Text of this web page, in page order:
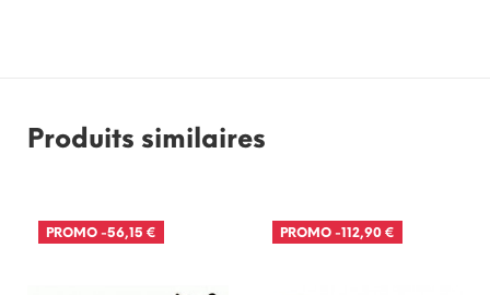
Produits similaires
PROMO -56,15 € PROMO -112,90 €